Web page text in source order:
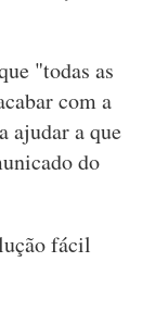
"todas as
com a
ajudar a que
do
fácil